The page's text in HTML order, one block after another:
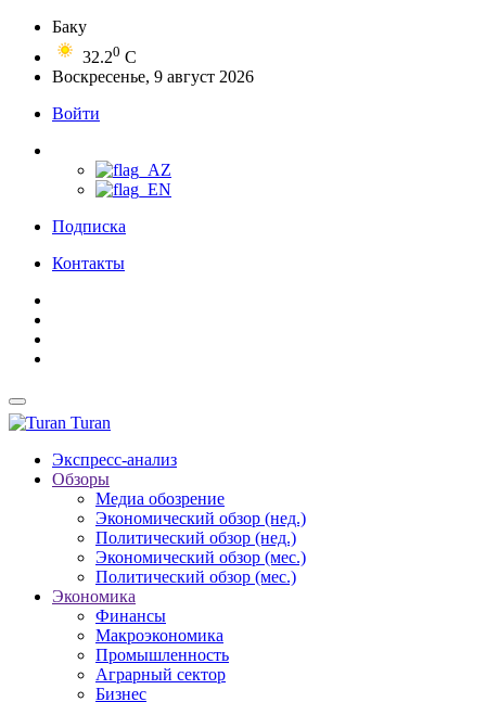
Баку
32.20 C
Воскресенье, 9 август 2026
Войти
Подписка
Контакты
Turan
Экспресс-анализ
Обзоры
Медиа обозрение
Экономический обзор (нед.)
Политический обзор (нед.)
Экономический обзор (мес.)
Политический обзор (мес.)
Экономика
Финансы
Макроэкономика
Промышленность
Аграрный сектор
Бизнес